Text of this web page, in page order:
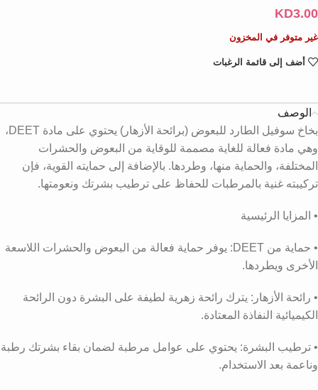
KD3.00
غير متوفر في المخزون
أضف إلى قائمة الرغبات
الوصف
بخاخ سوفيل الطارد للبعوض (برائحة الأزهار) يحتوي على مادة DEET،
وهي مادة فعالة للغاية مصممة للوقاية من البعوض والحشرات
المختلفة، والحماية منها، وطردها. بالإضافة إلى حمايته القوية، فإن
تركيبته غنية بالمرطبات للحفاظ على ترطيب بشرتك ونعومتها.
• المزايا الرئيسية
• حماية من DEET: يوفر حماية فعالة من البعوض والحشرات اللاسعة
الأخرى ويطردها.
• رائحة الأزهار: يترك رائحة زهرية لطيفة على البشرة دون الرائحة
الكيميائية النفاذة المعتادة.
• ترطيب البشرة: يحتوي على عوامل مرطبة لضمان بقاء بشرتك رطبة
وناعمة بعد الاستخدام.